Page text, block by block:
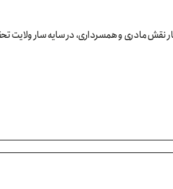
نقش مادری و همسرداری، در سایه سار ولایت